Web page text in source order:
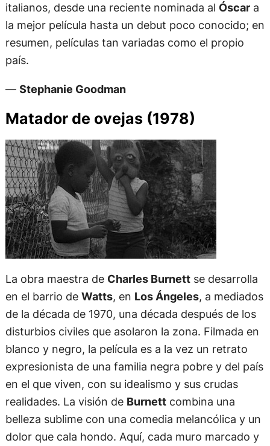
italianos, desde una reciente nominada al Óscara
la mejor película hasta un debut poco conocido; en
resumen, películas tan variadas como el propio
país.
— Stephanie Goodman
Matador de ovejas (1978)
La obra maestra de Charles Burnettse desarrolla
en el barrio de Watts, en Los Ángeles, a mediados
de la década de 1970, una década después de los
disturbios civiles que asolaron la zona. Filmada en
blanco y negro, la película es a la vez un retrato
expresionista de una familia negra pobre y del país
en el que viven, con su idealismo y sus crudas
realidades. La visión de Burnettcombina una
belleza sublime con una comedia melancólica y un
dolor que cala hondo. Aquí, cada muro marcado y